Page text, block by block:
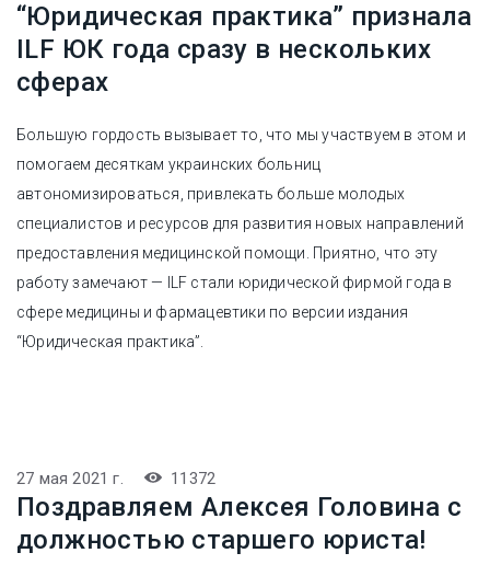
“Юридическая практика” признала
ILF ЮК года сразу в нескольких
сферах
Большую гордость вызывает то, что мы участвуем в этом и
помогаем десяткам украинских больниц
автономизироваться, привлекать больше молодых
специалистов и ресурсов для развития новых направлений
предоставления медицинской помощи. Приятно, что эту
работу замечают — ILF стали юридической фирмой года в
сфере медицины и фармацевтики по версии издания
“Юридическая практика”.
27 мая 2021 г. 11372
Поздравляем Алексея Головина с
должностью старшего юриста!